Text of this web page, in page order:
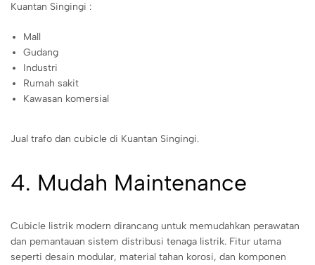
Kuantan Singingi :
Mall
Gudang
Industri
Rumah sakit
Kawasan komersial
Jual trafo dan cubicle di Kuantan Singingi.
4. Mudah Maintenance
Cubicle listrik modern dirancang untuk memudahkan perawatan
dan pemantauan sistem distribusi tenaga listrik. Fitur utama
seperti desain modular, material tahan korosi, dan komponen